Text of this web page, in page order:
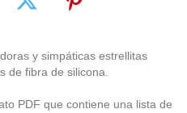
y simpáticas estrellitas
de fibra de silicona.
PDF que contiene una lista de